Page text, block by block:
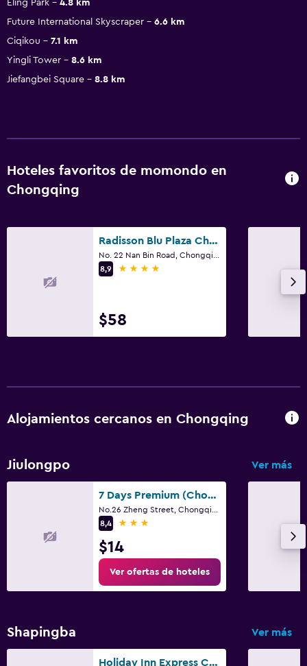
Eling Park
4.8 km
Future International Skyscraper
6.6 km
Ciqikou
7.1 km
Yingli Tower
8.6 km
Jiefangbei Square
8.8 km
Hoteles favoritos de momondo en
Chongqing
Radisson Blu Plaza Chongqing
8,9
4 estrellas
$58
Alojamientos cercanos en Chongqing
Jiulongpo Ver más
7 Days Premium (Chongqing Yangjiaping Pedestrian Street Center)
8,4
3 estrellas
$14
Ver ofertas de hoteles
Shapingba Ver más
Holiday Inn Express Chongqing University Town By IHG